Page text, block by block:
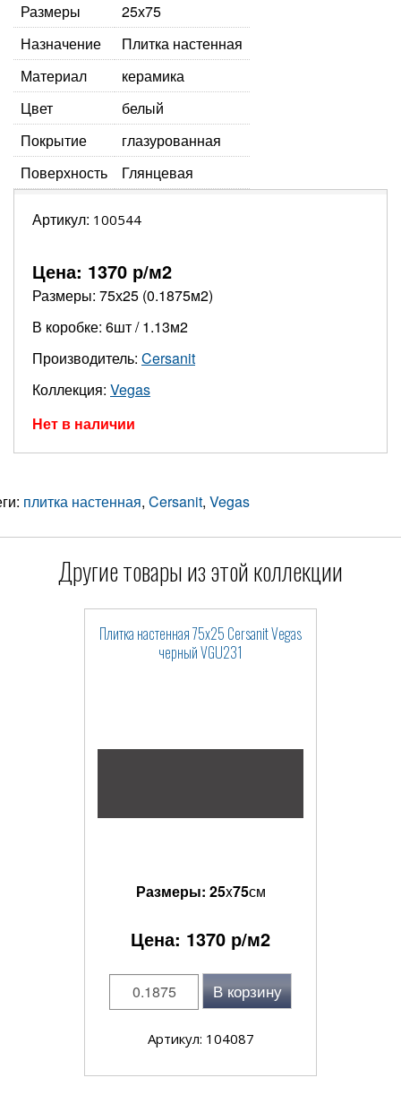
Размеры
25х75
Назначение
Плитка настенная
Материал
керамика
Цвет
белый
Покрытие
глазурованная
Поверхность
Глянцевая
Артикул: 100544
Цена: 1370 р/м2
Размеры: 75х25 (0.1875м2)
В коробке: 6шт / 1.13м2
Производитель: Cersanit
Коллекция: Vegas
Нет в наличии
плитка настенная, Cersanit, Vegas
Другие товары из этой коллекции
Плитка настенная 75x25 Cersanit Vegas
черный VGU231
Размеры: 25x75см
Цена: 1370 р/м2
В корзину
Артикул: 104087